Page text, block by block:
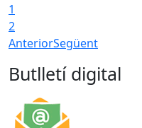
1
2
AnteriorSegüent
Butlletí digital